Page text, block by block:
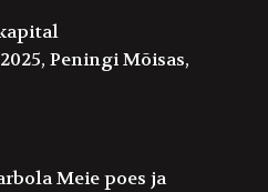
Peningi Mõisas,
Meie poes ja